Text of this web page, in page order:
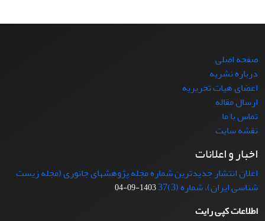
صفحه اصلی
درباره نشریه
اعضای هیات تحریریه
ارسال مقاله
تماس با ما
نقشه سایت
اخبار و اعلانات
اعلان انتشار جدیدترین شماره مجله پژوهشهای جانوری (مجله زیست
شناسی ایران)، شماره (3)37
1403-09-04
اطلاعات کپی رایت